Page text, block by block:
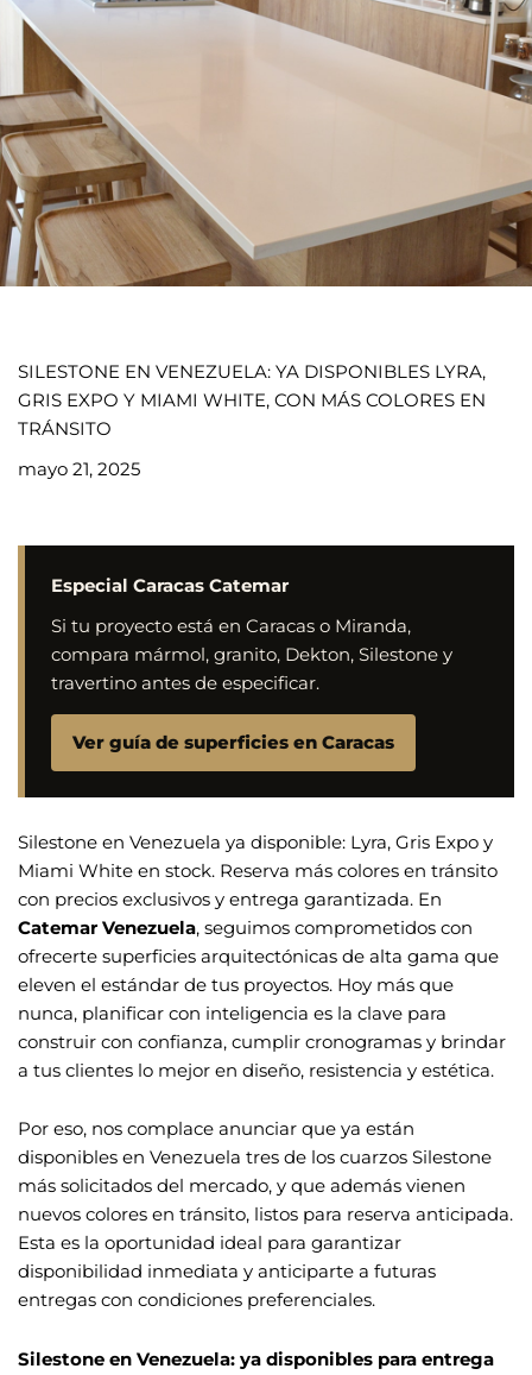
SILESTONE EN VENEZUELA: YA DISPONIBLES LYRA,
GRIS EXPO Y MIAMI WHITE, CON MÁS COLORES EN
TRÁNSITO
mayo 21, 2025
Especial Caracas Catemar
Si tu proyecto está en Caracas o Miranda,
compara mármol, granito, Dekton, Silestone y
travertino antes de especificar.
Ver guía de superficies en Caracas
Silestone en Venezuela ya disponible: Lyra, Gris Expo y
Miami White en stock. Reserva más colores en tránsito
con precios exclusivos y entrega garantizada. En
Catemar Venezuela, seguimos comprometidos con
ofrecerte superficies arquitectónicas de alta gama que
eleven el estándar de tus proyectos. Hoy más que
nunca, planificar con inteligencia es la clave para
construir con confianza, cumplir cronogramas y brindar
a tus clientes lo mejor en diseño, resistencia y estética.
Por eso, nos complace anunciar que ya están
disponibles en Venezuela tres de los cuarzos Silestone
más solicitados del mercado, y que además vienen
nuevos colores en tránsito, listos para reserva anticipada.
Esta es la oportunidad ideal para garantizar
disponibilidad inmediata y anticiparte a futuras
entregas con condiciones preferenciales.
Silestone en Venezuela: ya disponibles para entrega